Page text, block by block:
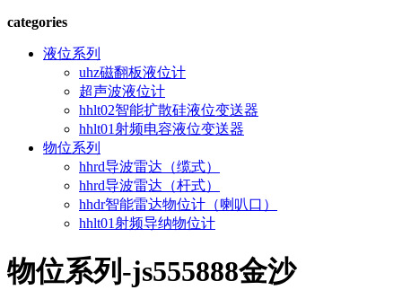
categories
液位系列
uhz磁翻板液位计
超声波液位计
hhlt02智能扩散硅液位变送器
hhlt01射频电容液位变送器
物位系列
hhrd导波雷达（缆式）
hhrd导波雷达（杆式）
hhdr智能雷达物位计（喇叭口）
hhlt01射频导纳物位计
物位系列-js555888金沙